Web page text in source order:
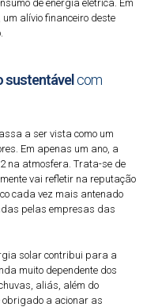
de energia elétrica. Em
alívio financeiro deste
sustentável com
a ser vista como um
Em apenas um ano, a
na atmosfera. Trata-se de
vai refletir na reputação
cada vez mais antenado
pelas empresas das
solar contribui para a
muito dependente dos
aliás, além do
obrigado a acionar as